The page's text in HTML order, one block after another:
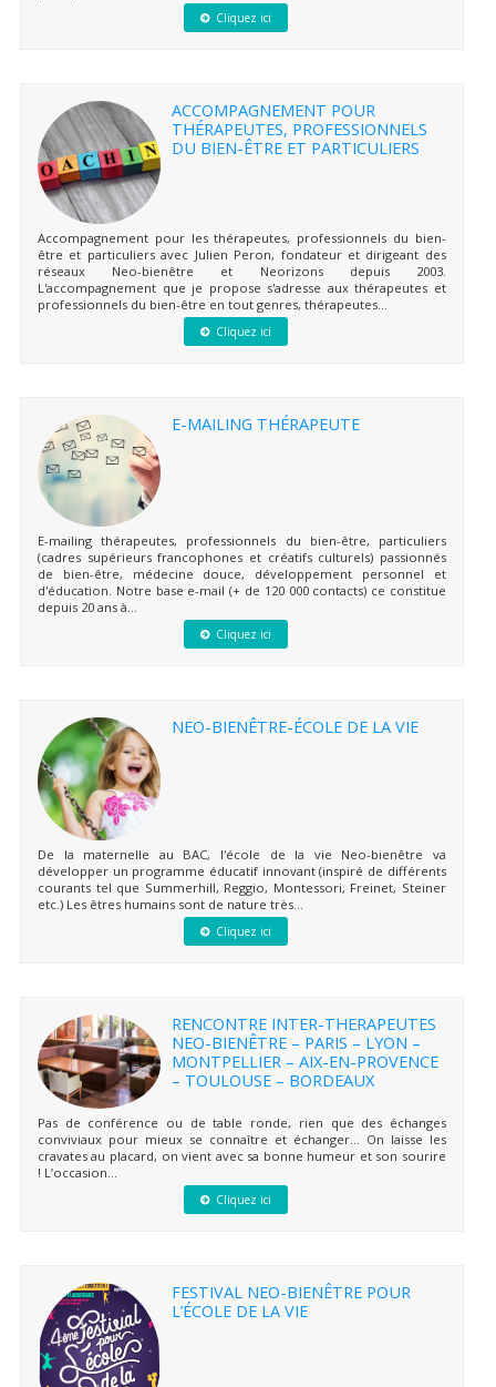
Cliquez ici
ACCOMPAGNEMENT POUR
THÉRAPEUTES, PROFESSIONNELS
DU BIEN-ÊTRE ET PARTICULIERS
Accompagnement pour les thérapeutes, professionnels du bien-
être et particuliers avec Julien Peron, fondateur et dirigeant des
réseaux Neo-bienêtre et Neorizons depuis 2003.
L'accompagnement que je propose s'adresse aux thérapeutes et
professionnels du bien-être en tout genres, thérapeutes...
Cliquez ici
E-MAILING THÉRAPEUTE
E-mailing thérapeutes, professionnels du bien-être, particuliers
(cadres supérieurs francophones et créatifs culturels) passionnés
de bien-être, médecine douce, développement personnel et
d'éducation. Notre base e-mail (+ de 120 000 contacts) ce constitue
depuis 20 ans à...
Cliquez ici
NEO-BIENÊTRE-ÉCOLE DE LA VIE
De la maternelle au BAC, l'école de la vie Neo-bienêtre va
développer un programme éducatif innovant (inspiré de différents
courants tel que Summerhill, Reggio, Montessori, Freinet, Steiner
etc.) Les êtres humains sont de nature très...
Cliquez ici
RENCONTRE INTER-THERAPEUTES
NEO-BIENÊTRE – PARIS – LYON –
MONTPELLIER – AIX-EN-PROVENCE
– TOULOUSE – BORDEAUX
Pas de conférence ou de table ronde, rien que des échanges
conviviaux pour mieux se connaître et échanger… On laisse les
cravates au placard, on vient avec sa bonne humeur et son sourire
! L’occasion...
Cliquez ici
FESTIVAL NEO-BIENÊTRE POUR
L’ÉCOLE DE LA VIE